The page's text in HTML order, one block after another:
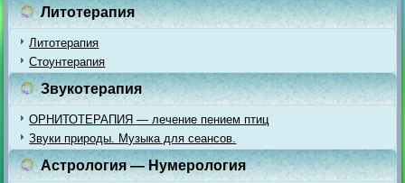
Литотерапия
Литотерапия
Стоунтерапия
Звукотерапия
ОРНИТОТЕРАПИЯ — лечение пением птиц
Звуки природы. Музыка для сеансов.
Астрология — Нумерология